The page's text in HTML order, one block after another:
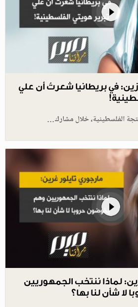
في بريطانيا شعرتُ أن علي
الفلسطينية، خلال مشارك…
لماذا ننتخب الجمهوريين
شأن لنا بها؟